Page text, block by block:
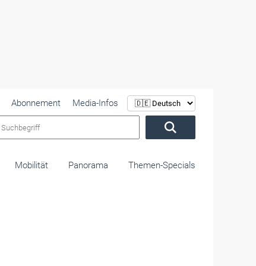
Abonnement
Media-Infos
Mobilität Panorama Themen-Specials